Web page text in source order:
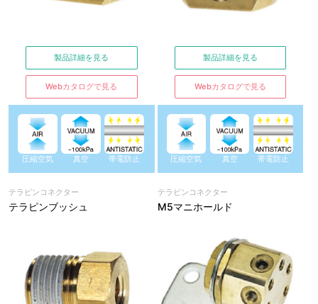
製品詳細を見る
Webカタログで見る
圧縮空気 真空 帯電防止
製品詳細を見る
Webカタログで見る
圧縮空気 真空 帯電防止
テラピンコネクター
テラピンブッシュ
テラピンコネクター
M5マニホールド